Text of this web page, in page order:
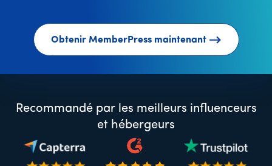
Obtenir MemberPress maintenant
Recommandé par les meilleurs influenceurs
et hébergeurs